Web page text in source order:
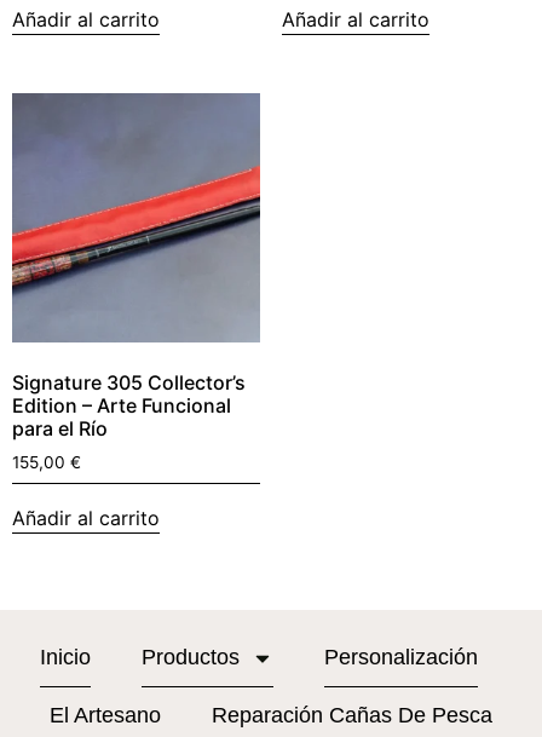
Añadir al carrito Añadir al carrito
Signature 305 Collector’s
Edition – Arte Funcional
para el Río
155,00 €
Añadir al carrito
Inicio Productos Personalización
El Artesano Reparación Cañas De Pesca